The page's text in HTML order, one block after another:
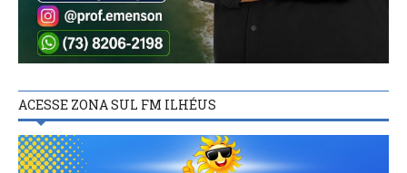
ACESSE ZONA SUL FM ILHÉUS